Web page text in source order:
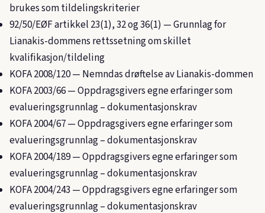
brukes som tildelingskriterier
92/50/EØF artikkel 23(1), 32 og 36(1) — Grunnlag for
Lianakis-dommens rettssetning om skillet
kvalifikasjon/tildeling
KOFA 2008/120— Nemndas drøftelse av Lianakis-dommen
KOFA 2003/66— Oppdragsgivers egne erfaringer som
evalueringsgrunnlag – dokumentasjonskrav
KOFA 2004/67— Oppdragsgivers egne erfaringer som
evalueringsgrunnlag – dokumentasjonskrav
KOFA 2004/189— Oppdragsgivers egne erfaringer som
evalueringsgrunnlag – dokumentasjonskrav
KOFA 2004/243 — Oppdragsgivers egne erfaringer som
evalueringsgrunnlag – dokumentasjonskrav